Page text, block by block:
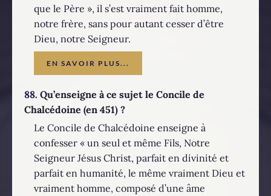
que le Père », il s’est vraiment fait homme,
notre frère, sans pour autant cesser d’être
Dieu, notre Seigneur.
EN SAVOIR PLUS...
88. Qu’enseigne à ce sujet le Concile de
Chalcédoine (en 451) ?
Le Concile de Chalcédoine enseigne à
confesser « un seul et même Fils, Notre
Seigneur Jésus Christ, parfait en divinité et
parfait en humanité, le même vraiment Dieu et
vraiment homme, composé d’une âme